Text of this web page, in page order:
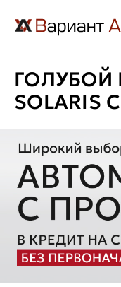
ГОЛУБОЙ
SOLARIS